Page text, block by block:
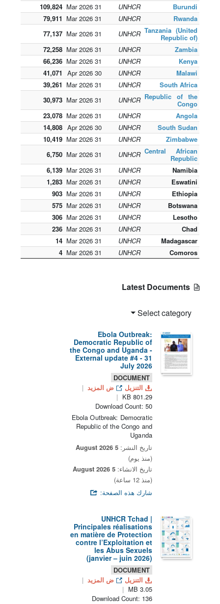
Burundi
UNHCR
31 Mar 2026
109,824
Rwanda
UNHCR
31 Mar 2026
79,911
Tanzania (United
Republic of)
UNHCR
31 Mar 2026
77,137
Zambia
UNHCR
31 Mar 2026
72,258
Kenya
UNHCR
31 Mar 2026
66,236
Malawi
UNHCR
30 Apr 2026
41,071
South Africa
UNHCR
31 Mar 2026
39,261
Republic of the
Congo
UNHCR
31 Mar 2026
30,973
Angola
UNHCR
31 Mar 2026
23,078
South Sudan
UNHCR
30 Apr 2026
14,808
Zimbabwe
UNHCR
31 Mar 2026
10,419
Central African
Republic
UNHCR
31 Mar 2026
6,750
Namibia
UNHCR
31 Mar 2026
6,139
Eswatini
UNHCR
31 Mar 2026
1,283
Ethiopia
UNHCR
31 Mar 2026
903
Botswana
UNHCR
31 Mar 2026
575
Lesotho
UNHCR
31 Mar 2026
306
Chad
UNHCR
31 Mar 2026
236
Madagascar
UNHCR
31 Mar 2026
14
Comoros
UNHCR
31 Mar 2026
4
Select category
Ebola Outbreak:
Democratic Republic of
the Congo and Uganda -
External update #4 - 31
July 2026
DOCUMENT
التنزيل
ض المزيد
801.29 KB
Download Count: 50
Ebola Outbreak: Democratic
Republic of the Congo and
Uganda
تاريخ النشر: 5 August 2026
(منذ يوم)
تاريخ الانشاء: 5 August 2026
(منذ 12 ساعة)
شارك هذه الصفحة:
UNHCR Tchad |
Principales réalisations
en matière de Protection
contre l’Exploitation et
les Abus Sexuels
(janvier – juin 2026)
DOCUMENT
التنزيل
ض المزيد
3.05 MB
Download Count: 136